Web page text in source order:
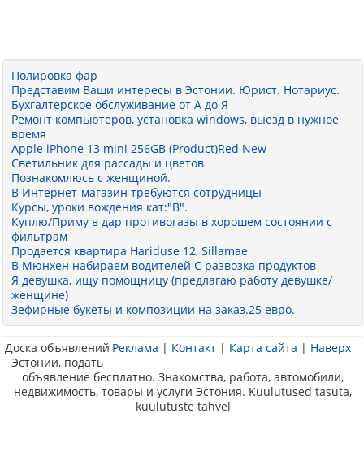
Полировка фар
Представим Ваши интересы в Эстонии. Юрист. Нотариус.
Бухгалтерское обслуживание от А до Я
Ремонт компьютеров, установка windows, выезд в нужное
время
Apple iPhone 13 mini 256GB (Product)Red New
Светильник для рассады и цветов
Познакомлюсь с женщиной.
В Интернет-магазин требуются сотрудницы
Курсы, уроки вождения кат:"B".
Куплю/Приму в дар противогазы в хорошем состоянии с
фильтрам
Продается квартира Hariduse 12, Sillamae
В Мюнхен набираем водителей С развозка продуктов
Я девушка, ищу помощницу (предлагаю работу девушке/
женщине)
Зефирные букеты и композиции на заказ.25 евро.
Реклама | Контакт | Карта сайта | Наверх
Доска объявлений
Эстонии, подать
объявление бесплатно. Знакомства, работа, автомобили,
недвижимость, товары и услуги Эстония. Kuulutused tasuta,
kuulutuste tahvel